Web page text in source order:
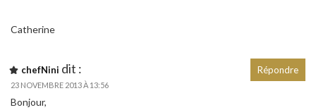
Catherine
chefNini dit :
23 NOVEMBRE 2013 À 13:56
Bonjour,
Répondre